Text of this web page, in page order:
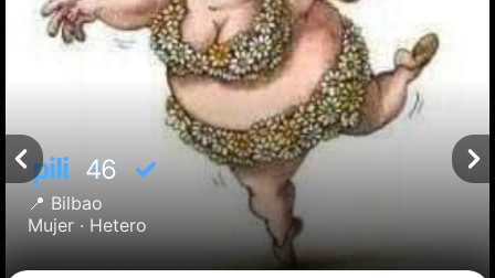
pili 46 ✓
📍 Bilbao
Mujer · Hetero